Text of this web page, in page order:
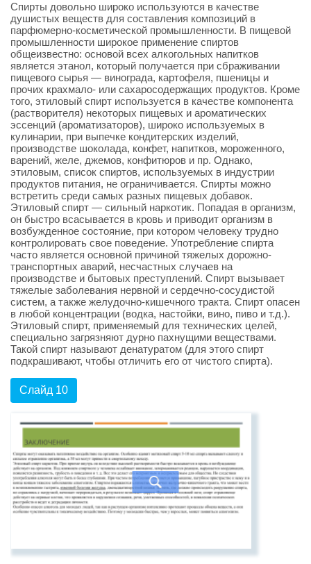
Спирты довольно широко используются в качестве
душистых веществ для составления композиций в
парфюмерно-косметической промышленности. В пищевой
промышленности широкое применение спиртов
общеизвестно: основой всех алкогольных напитков
является этанол, который получается при сбраживании
пищевого сырья — винограда, картофеля, пшеницы и
прочих крахмало- или сахаросодержащих продуктов. Кроме
того, этиловый спирт используется в качестве компонента
(растворителя) некоторых пищевых и ароматических
эссенций (ароматизаторов), широко используемых в
кулинарии, при выпечке кондитерских изделий,
производстве шоколада, конфет, напитков, мороженного,
варений, желе, джемов, конфитюров и пр. Однако,
этиловым, список спиртов, используемых в индустрии
продуктов питания, не ограничивается. Спирты можно
встретить среди самых разных пищевых добавок.
Этиловый спирт — сильный наркотик. Попадая в организм,
он быстро всасывается в кровь и приводит организм в
возбужденное состояние, при котором человеку трудно
контролировать свое поведение. Употребление спирта
часто является основной причиной тяжелых дорожно-
транспортных аварий, несчастных случаев на
производстве и бытовых преступлений. Спирт вызывает
тяжелые заболевания нервной и сердечно-сосудистой
систем, а также желудочно-кишечного тракта. Спирт опасен
в любой концентрации (водка, настойки, вино, пиво и т.д.).
Этиловый спирт, применяемый для технических целей,
специально загрязняют дурно пахнущими веществами.
Такой спирт называют денатуратом (для этого спирт
подкрашивают, чтобы отличить его от чистого спирта).
Слайд 10